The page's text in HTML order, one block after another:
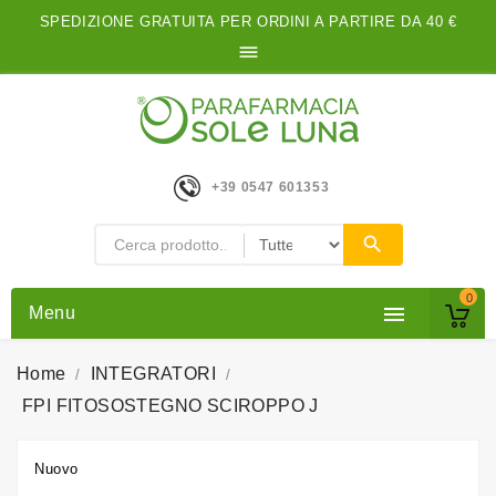
SPEDIZIONE GRATUITA PER ORDINI A PARTIRE DA 40 €

0
+39 0547 601353

Menu
Home
INTEGRATORI
FPI FITOSOSTEGNO SCIROPPO J
Nuovo